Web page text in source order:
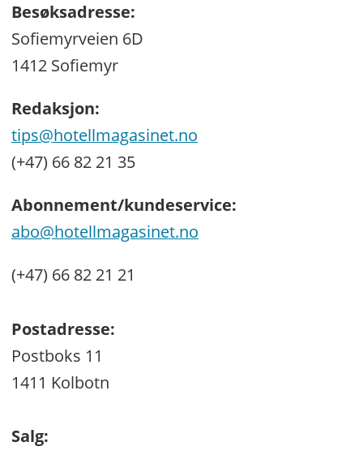
Besøksadresse:
Sofiemyrveien 6D
1412 Sofiemyr
Redaksjon:
tips@hotellmagasinet.no
(+47) 66 82 21 35
Abonnement/kundeservice:
abo@hotellmagasinet.no
(+47) 66 82 21 21
Postadresse:
Postboks 11
1411 Kolbotn
Salg: